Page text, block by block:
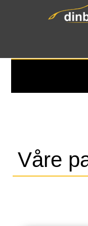
Våre